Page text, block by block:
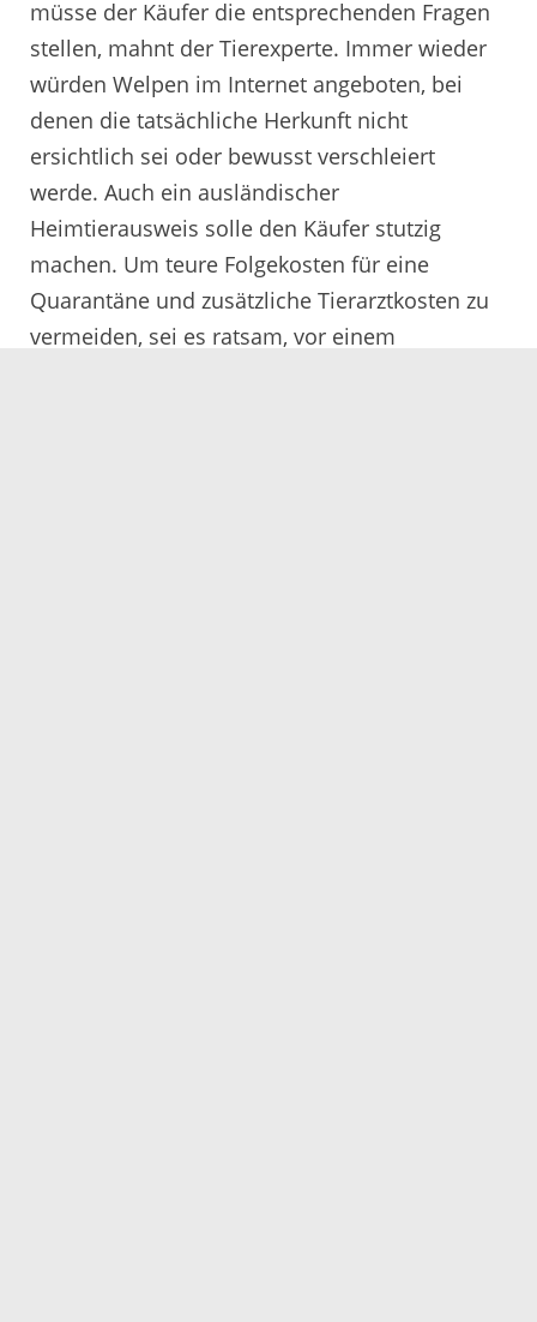
müsse der Käufer die entsprechenden Fragen
stellen, mahnt der Tierexperte. Immer wieder
würden Welpen im Internet angeboten, bei
denen die tatsächliche Herkunft nicht
ersichtlich sei oder bewusst verschleiert
werde. Auch ein ausländischer
Heimtierausweis solle den Käufer stutzig
machen. Um teure Folgekosten für eine
Quarantäne und zusätzliche Tierarztkosten zu
vermeiden, sei es ratsam, vor einem